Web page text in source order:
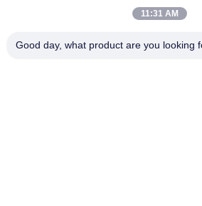
Comité van het Touche screenpc Linux
11:31 AM
Good day, what product are you looking